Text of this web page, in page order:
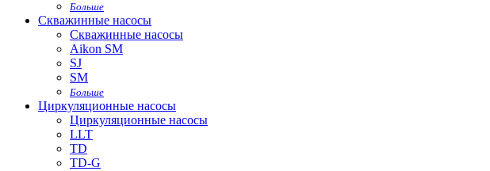
Больше
Скважинные насосы
Скважинные насосы
Aikon SM
SJ
SM
Больше
Циркуляционные насосы
Циркуляционные насосы
LLT
TD
TD-G